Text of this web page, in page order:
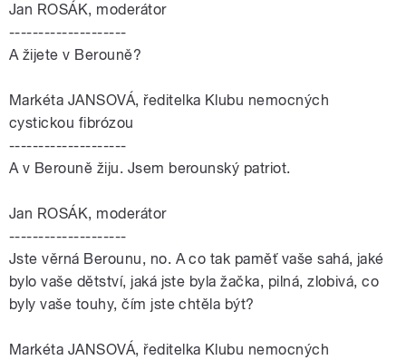
Jan ROSÁK, moderátor
--------------------
A žijete v Berouně?
Markéta JANSOVÁ, ředitelka Klubu nemocných
cystickou fibrózou
--------------------
A v Berouně žiju. Jsem berounský patriot.
Jan ROSÁK, moderátor
--------------------
Jste věrná Berounu, no. A co tak paměť vaše sahá, jaké
bylo vaše dětství, jaká jste byla žačka, pilná, zlobivá, co
byly vaše touhy, čím jste chtěla být?
Markéta JANSOVÁ, ředitelka Klubu nemocných